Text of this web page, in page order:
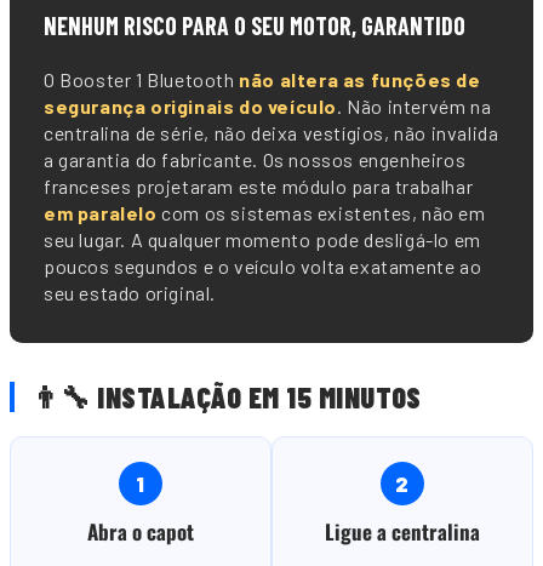
NENHUM RISCO PARA O SEU MOTOR, GARANTIDO
O Booster 1 Bluetooth não altera as funções de
segurança originais do veículo. Não intervém na
centralina de série, não deixa vestígios, não invalida
a garantia do fabricante. Os nossos engenheiros
franceses projetaram este módulo para trabalhar
em paralelo com os sistemas existentes, não em
seu lugar. A qualquer momento pode desligá-lo em
poucos segundos e o veículo volta exatamente ao
seu estado original.
👨🔧 INSTALAÇÃO EM 15 MINUTOS
1
Abra o capot
2
Ligue a centralina